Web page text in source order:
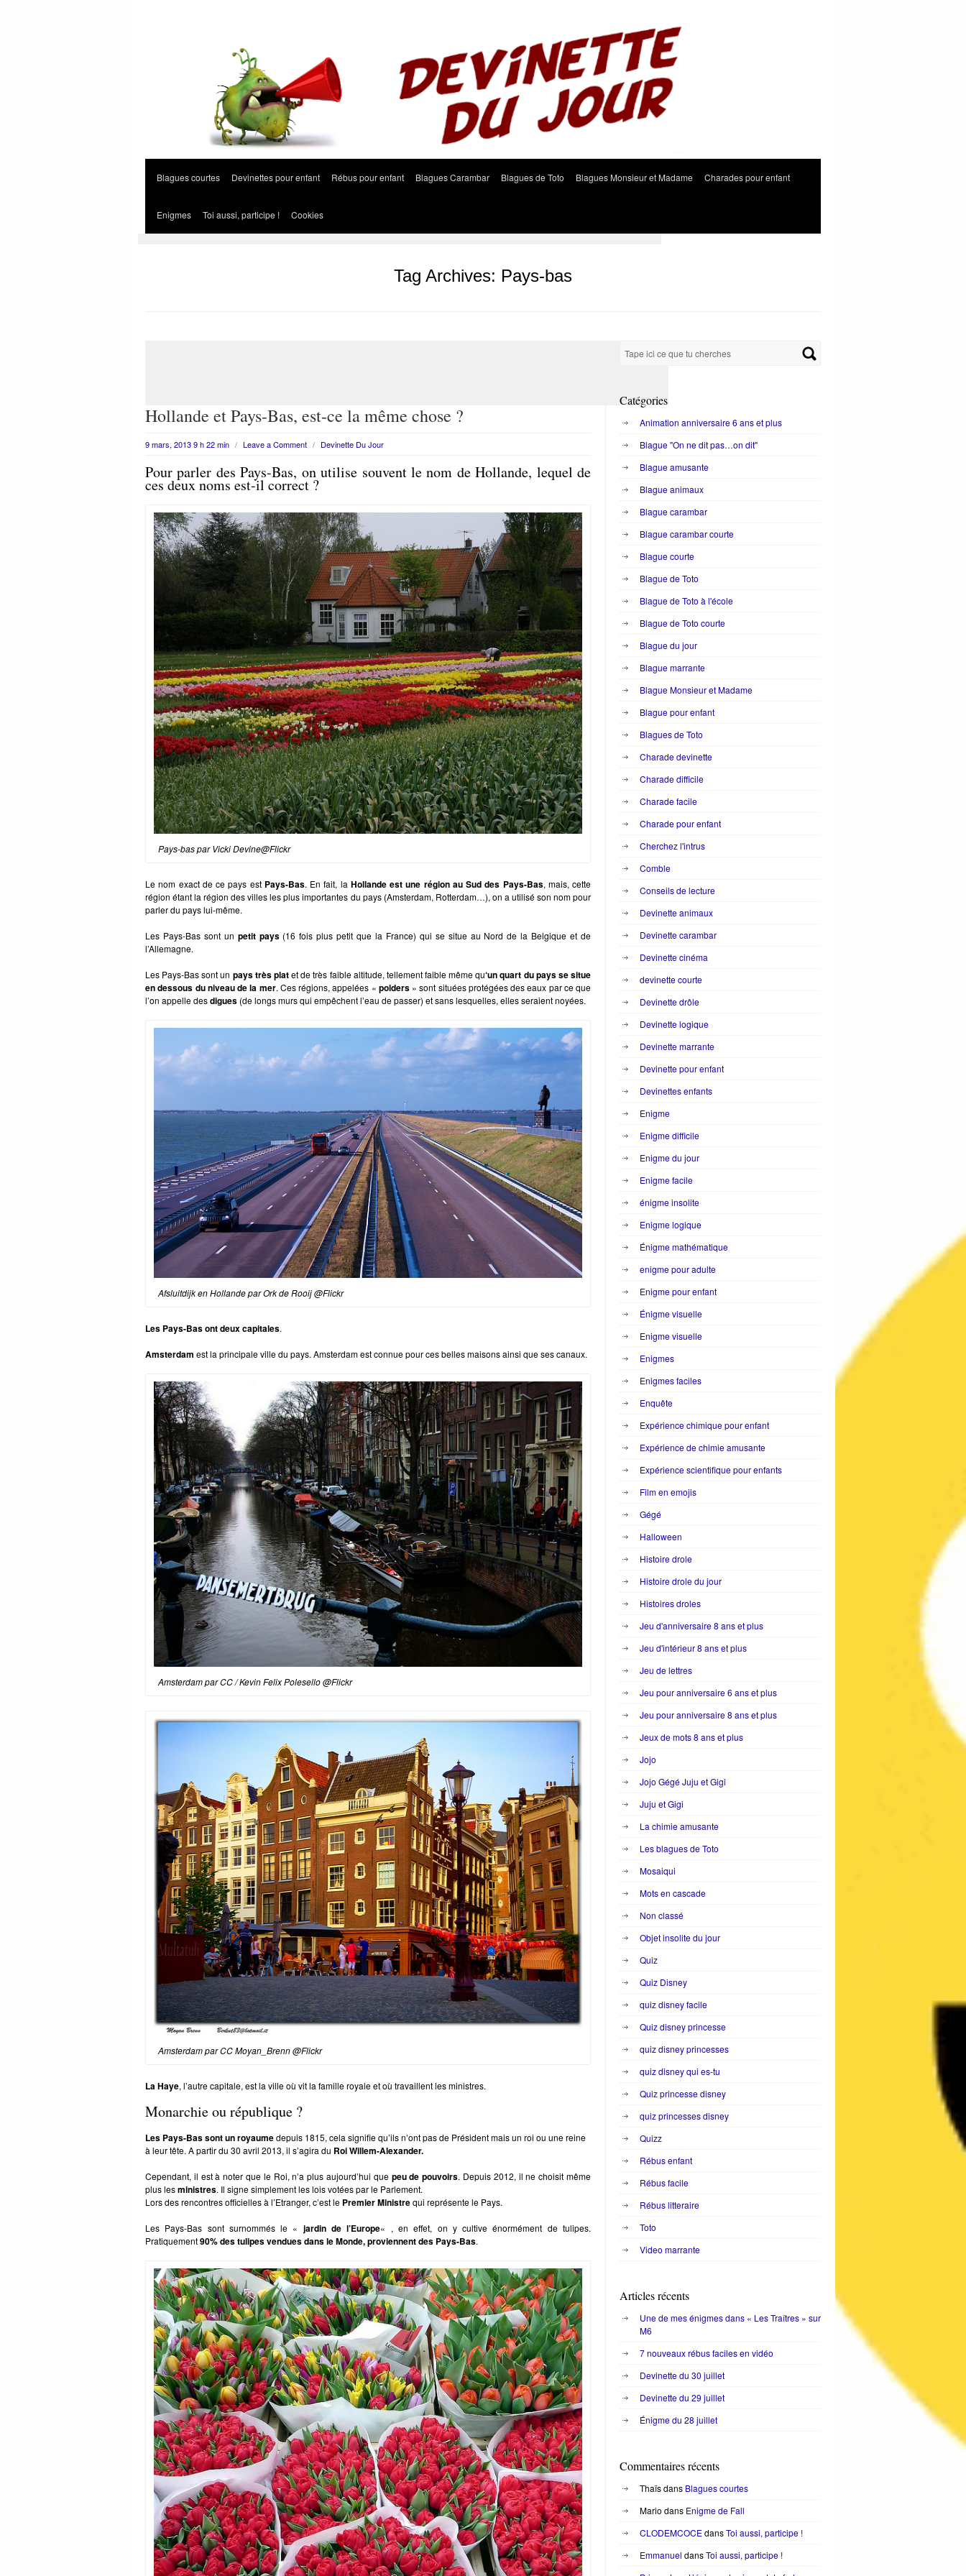
Blagues courtes Devinettes pour enfant Rébus pour enfant Blagues Carambar Blagues de Toto Blagues Monsieur et Madame Charades pour enfant
Enigmes Toi aussi, participe ! Cookies
Tag Archives: Pays-bas
Hollande et Pays-Bas, est-ce la même chose ?
9 mars, 2013 9 h 22 min / Leave a Comment / Devinette Du Jour
Pour parler des Pays-Bas, on utilise souvent le nom de Hollande, lequel de
ces deux noms est-il correct ?
Pays-bas par Vicki Devine@Flickr
Le nom exact de ce pays est Pays-Bas. En fait, la Hollande est une région au Sud des Pays-Bas, mais, cette
région étant la région des villes les plus importantes du pays (Amsterdam, Rotterdam…), on a utilisé son nom pour
parler du pays lui-même.
Les Pays-Bas sont un petit pays(16 fois plus petit que la France) qui se situe au Nord de la Belgique et de
l’Allemagne.
Les Pays-Bas sont un pays très platet de très faible altitude, tellement faible même qu‘un quart du pays se situe
en dessous du niveau de la mer. Ces régions, appelées « polders» sont situées protégées des eaux par ce que
l’on appelle desdigues (de longs murs qui empêchent l’eau de passer) et sans lesquelles, elles seraient noyées.
Afsluitdijk en Hollande par Ork de Rooij @Flickr
Les Pays-Bas ont deux capitales.
Amsterdam est la principale ville du pays. Amsterdam est connue pour ces belles maisons ainsi que ses canaux.
Amsterdam par CC / Kevin Felix Polesello @Flickr
Amsterdam par CC Moyan_Brenn @Flickr
La Haye, l’autre capitale, est la ville où vit la famille royale et où travaillent les ministres.
Monarchie ou république ?
Les Pays-Bas sont un royaumedepuis 1815, cela signifie qu’ils n’ont pas de Président mais un roi ou une reine
à leur tête. A partir du 30 avril 2013, il s’agira du Roi Willem-Alexander.
Cependant, il est à noter que le Roi, n’a plus aujourd’hui que peu de pouvoirs. Depuis 2012, il ne choisit même
plus lesministres. Il signe simplement les lois votées par le Parlement.
Lors des rencontres officielles à l’Etranger, c’est le Premier Ministrequi représente le Pays.
Les Pays-Bas sont surnommés le « jardin de l’Europe« , en effet, on y cultive énormément de tulipes.
Pratiquement90% des tulipes vendues dans le Monde, proviennent des Pays-Bas.
Catégories
Animation anniversaire 6 ans et plus
Blague "On ne dit pas…on dit"
Blague amusante
Blague animaux
Blague carambar
Blague carambar courte
Blague courte
Blague de Toto
Blague de Toto à l'école
Blague de Toto courte
Blague du jour
Blague marrante
Blague Monsieur et Madame
Blague pour enfant
Blagues de Toto
Charade devinette
Charade difficile
Charade facile
Charade pour enfant
Cherchez l'intrus
Comble
Conseils de lecture
Devinette animaux
Devinette carambar
Devinette cinéma
devinette courte
Devinette drôle
Devinette logique
Devinette marrante
Devinette pour enfant
Devinettes enfants
Enigme
Enigme difficile
Enigme du jour
Enigme facile
énigme insolite
Enigme logique
Énigme mathématique
enigme pour adulte
Enigme pour enfant
Énigme visuelle
Enigme visuelle
Enigmes
Enigmes faciles
Enquête
Expérience chimique pour enfant
Expérience de chimie amusante
Expérience scientifique pour enfants
Film en emojis
Gégé
Halloween
Histoire drole
Histoire drole du jour
Histoires droles
Jeu d'anniversaire 8 ans et plus
Jeu d'intérieur 8 ans et plus
Jeu de lettres
Jeu pour anniversaire 6 ans et plus
Jeu pour anniversaire 8 ans et plus
Jeux de mots 8 ans et plus
Jojo
Jojo Gégé Juju et Gigi
Juju et Gigi
La chimie amusante
Les blagues de Toto
Mosaiqui
Mots en cascade
Non classé
Objet insolite du jour
Quiz
Quiz Disney
quiz disney facile
Quiz disney princesse
quiz disney princesses
quiz disney qui es-tu
Quiz princesse disney
quiz princesses disney
Quizz
Rébus enfant
Rébus facile
Rébus litteraire
Toto
Video marrante
Articles récents
Une de mes énigmes dans « Les Traîtres » sur
M6
7 nouveaux rébus faciles en vidéo
Devinette du 30 juillet
Devinette du 29 juillet
Énigme du 28 juillet
Commentaires récents
Thaïsdans Blagues courtes
Mario dans Enigme de Fall
CLODEMCOCEdansToi aussi, participe !
Emmanuel dansToi aussi, participe !